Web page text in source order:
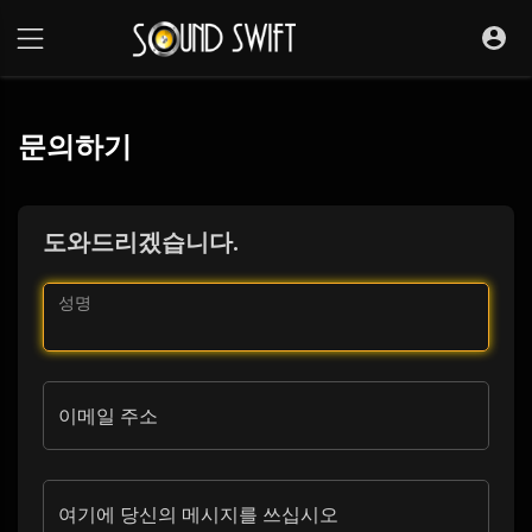
문의하기
도와드리겠습니다.
성명
이메일 주소
여기에 당신의 메시지를 쓰십시오